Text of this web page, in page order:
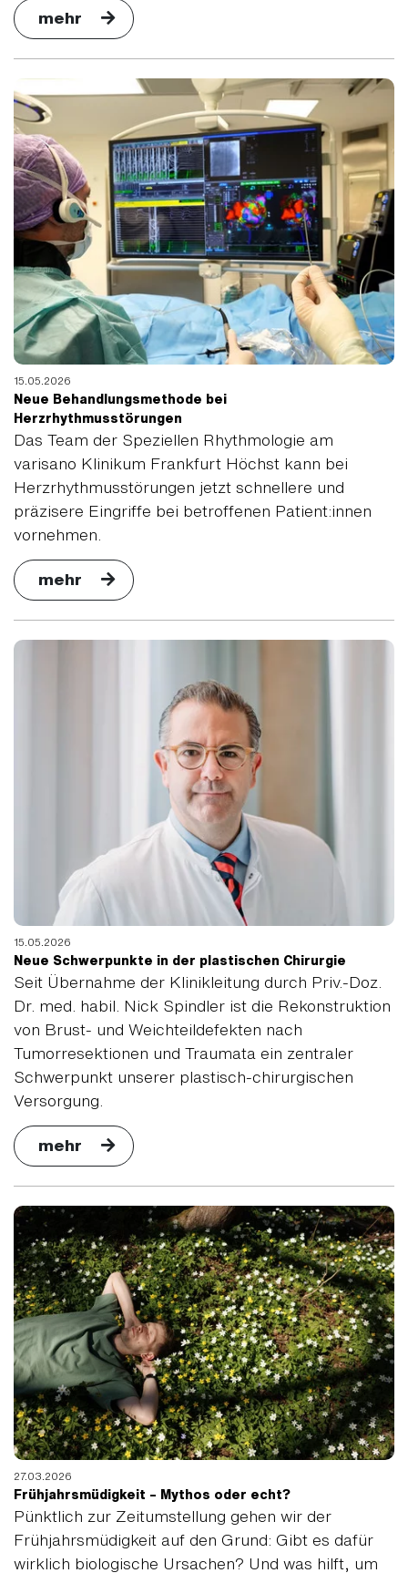
mehr
15.05.2026
Neue Behandlungsmethode bei
Herzrhythmusstörungen
Das Team der Speziellen Rhythmologie am
varisano Klinikum Frankfurt Höchst kann bei
Herzrhythmusstörungen jetzt schnellere und
präzisere Eingriffe bei betroffenen Patient:innen
vornehmen.
mehr
15.05.2026
Neue Schwerpunkte in der plastischen Chirurgie
Seit Übernahme der Klinikleitung durch Priv.-Doz.
Dr. med. habil. Nick Spindler ist die Rekonstruktion
von Brust- und Weichteildefekten nach
Tumorresektionen und Traumata ein zentraler
Schwerpunkt unserer plastisch-chirurgischen
Versorgung.
mehr
27.03.2026
Frühjahrsmüdigkeit – Mythos oder echt?
Pünktlich zur Zeitumstellung gehen wir der
Frühjahrsmüdigkeit auf den Grund: Gibt es dafür
wirklich biologische Ursachen? Und was hilft, um